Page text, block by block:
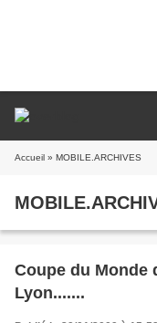
Accueil » MOBILE.ARCHIVES
Coupe du Monde
Lyon.......